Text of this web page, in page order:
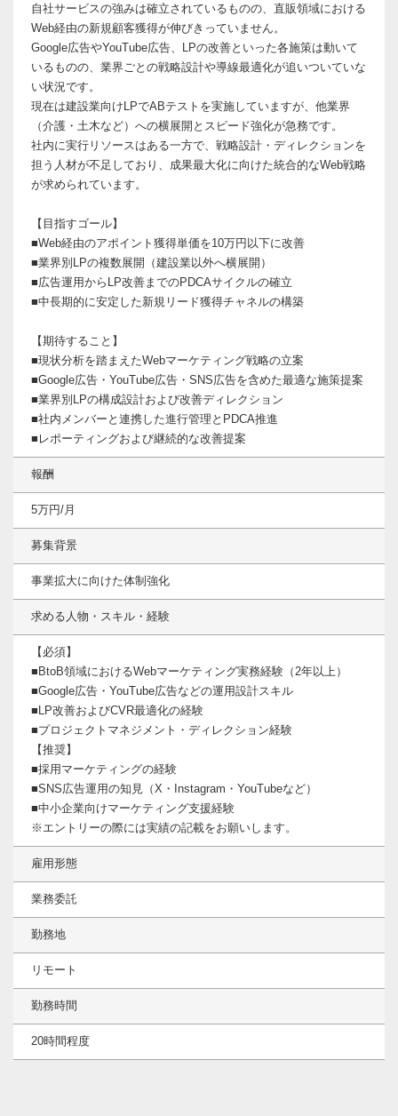
自社サービスの強みは確立されているものの、直販領域における
Web経由の新規顧客獲得が伸びきっていません。
Google広告やYouTube広告、LPの改善といった各施策は動いて
いるものの、業界ごとの戦略設計や導線最適化が追いついていな
い状況です。
現在は建設業向けLPでABテストを実施していますが、他業界
（介護・土木など）への横展開とスピード強化が急務です。
社内に実行リソースはある一方で、戦略設計・ディレクションを
担う人材が不足しており、成果最大化に向けた統合的なWeb戦略
が求められています。
【目指すゴール】
■Web経由のアポイント獲得単価を10万円以下に改善
■業界別LPの複数展開（建設業以外へ横展開）
■広告運用からLP改善までのPDCAサイクルの確立
■中長期的に安定した新規リード獲得チャネルの構築
【期待すること】
■現状分析を踏まえたWebマーケティング戦略の立案
■Google広告・YouTube広告・SNS広告を含めた最適な施策提案
■業界別LPの構成設計および改善ディレクション
■社内メンバーと連携した進行管理とPDCA推進
■レポーティングおよび継続的な改善提案
報酬
5万円/月
募集背景
事業拡大に向けた体制強化
求める人物・スキル・経験
【必須】
■BtoB領域におけるWebマーケティング実務経験（2年以上）
■Google広告・YouTube広告などの運用設計スキル
■LP改善およびCVR最適化の経験
■プロジェクトマネジメント・ディレクション経験
【推奨】
■採用マーケティングの経験
■SNS広告運用の知見（X・Instagram・YouTubeなど）
■中小企業向けマーケティング支援経験
※エントリーの際には実績の記載をお願いします。
雇用形態
業務委託
勤務地
リモート
勤務時間
20時間程度